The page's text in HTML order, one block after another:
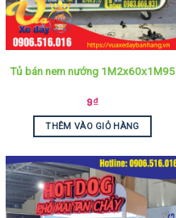
Tủ bán nem nướng 1M2x60x1M95
9₫
THÊM VÀO GIỎ HÀNG